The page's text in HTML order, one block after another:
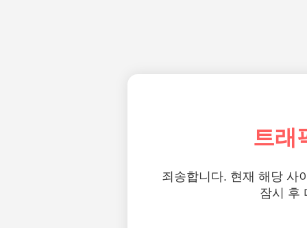
트래
죄송합니다. 현재 해당 사
잠시 후